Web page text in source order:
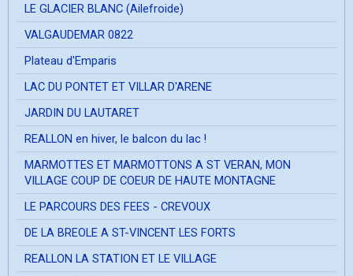
LE GLACIER BLANC (Ailefroide)
VALGAUDEMAR 0822
Plateau d'Emparis
LAC DU PONTET ET VILLAR D'ARENE
JARDIN DU LAUTARET
REALLON en hiver, le balcon du lac !
MARMOTTES ET MARMOTTONS A ST VERAN, MON
VILLAGE COUP DE COEUR DE HAUTE MONTAGNE
LE PARCOURS DES FEES - CREVOUX
DE LA BREOLE A ST-VINCENT LES FORTS
REALLON LA STATION ET LE VILLAGE